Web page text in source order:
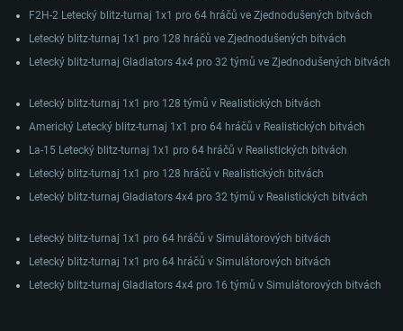
F2H-2 Letecký blitz-turnaj 1x1 pro 64 hráčů ve Zjednodušených bitvách
Letecký blitz-turnaj 1x1 pro 128 hráčů ve Zjednodušených bitvách
Letecký blitz-turnaj Gladiators 4x4 pro 32 týmů ve Zjednodušených bitvách
Letecký blitz-turnaj 1x1 pro 128 týmů v Realistických bitvách
Americký Letecký blitz-turnaj 1x1 pro 64 hráčů v Realistických bitvách
La-15 Letecký blitz-turnaj 1x1 pro 64 hráčů v Realistických bitvách
Letecký blitz-turnaj 1x1 pro 128 hráčů v Realistických bitvách
Letecký blitz-turnaj Gladiators 4x4 pro 32 týmů v Realistických bitvách
Letecký blitz-turnaj 1x1 pro 64 hráčů v Simulátorových bitvách
Letecký blitz-turnaj 1x1 pro 64 hráčů v Simulátorových bitvách
Letecký blitz-turnaj Gladiators 4x4 pro 16 týmů v Simulátorových bitvách